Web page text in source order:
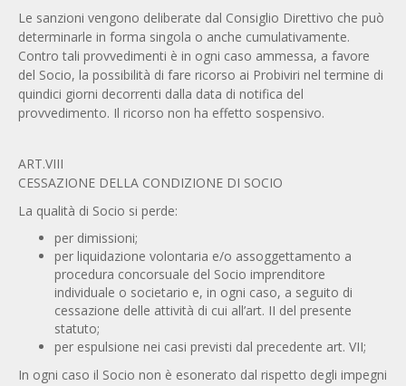
Le sanzioni vengono deliberate dal Consiglio Direttivo che può
determinarle in forma singola o anche cumulativamente.
Contro tali provvedimenti è in ogni caso ammessa, a favore
del Socio, la possibilità di fare ricorso ai Probiviri nel termine di
quindici giorni decorrenti dalla data di notifica del
provvedimento. Il ricorso non ha effetto sospensivo.
ART.VIII
CESSAZIONE DELLA CONDIZIONE DI SOCIO
La qualità di Socio si perde:
per dimissioni;
per liquidazione volontaria e/o assoggettamento a
procedura concorsuale del Socio imprenditore
individuale o societario e, in ogni caso, a seguito di
cessazione delle attività di cui all’art. II del presente
statuto;
per espulsione nei casi previsti dal precedente art. VII;
In ogni caso il Socio non è esonerato dal rispetto degli impegni